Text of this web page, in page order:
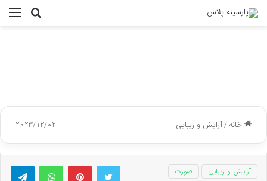
جستجو
خانه/آرایش و زیبایی 2023/12/02
توییتر پینتریستواتس آپ
آرایش و زیبایی صورت